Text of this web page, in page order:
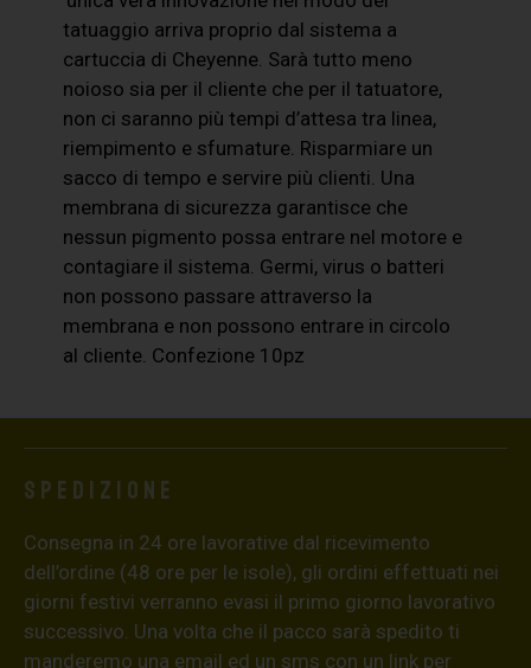
tatuaggio arriva proprio dal sistema a
cartuccia di Cheyenne. Sarà tutto meno
noioso sia per il cliente che per il tatuatore,
non ci saranno più tempi d’attesa tra linea,
riempimento e sfumature. Risparmiare un
sacco di tempo e servire più clienti. Una
membrana di sicurezza garantisce che
nessun pigmento possa entrare nel motore e
contagiare il sistema. Germi, virus o batteri
non possono passare attraverso la
membrana e non possono entrare in circolo
al cliente. Confezione 10pz
Spedizione
Consegna in 24 ore lavorative dal ricevimento
dell’ordine (48 ore per le isole), gli ordini effettuati nei
giorni festivi verranno evasi il primo giorno lavorativo
successivo. Una volta che il pacco sarà spedito ti
manderemo una email ed un sms con un link per